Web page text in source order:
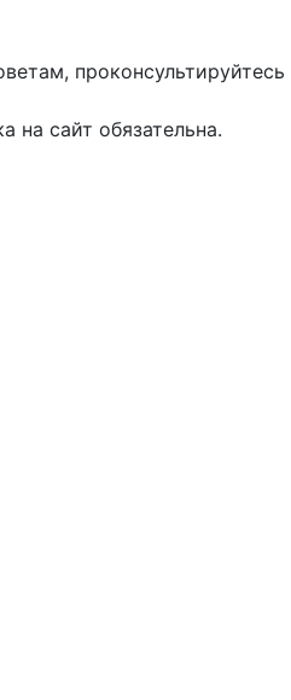
проконсультируйтесь
на сайт обязательна.